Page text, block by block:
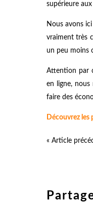
supérieure
Nous avons
vraiment très
un peu moins
Attention par
en ligne, nous
faire des
Découvrez
« Article